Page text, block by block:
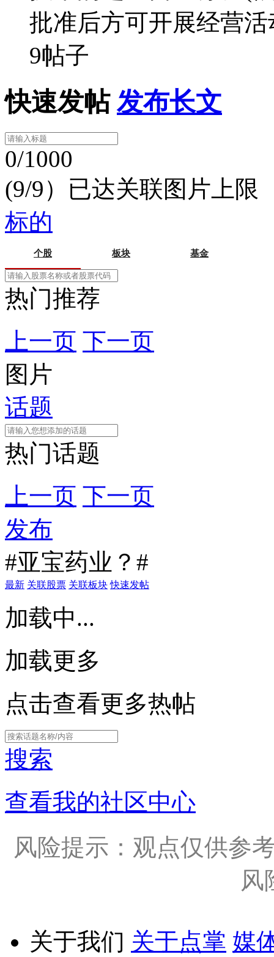
批准后方可开展经营活
9帖子
快速发帖 发布长文
0/1000
(9/9）已达关联图片上限
标的
个股 板块 基金
热门推荐
上一页 下一页
图片
话题
热门话题
上一页 下一页
发布
#亚宝药业？#
最新 关联股票 关联板块 快速发帖
加载中...
加载更多
点击查看更多热帖
搜索
查看我的社区中心
风险提示：观点仅供参
风
关于我们 关于点掌 媒